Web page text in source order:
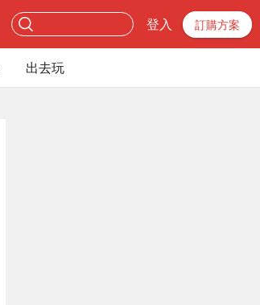
登入 訂購方案
出去玩